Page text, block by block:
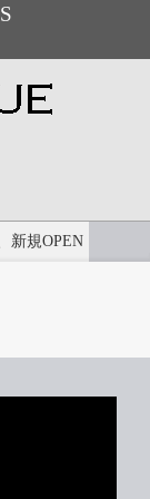
新規OPEN